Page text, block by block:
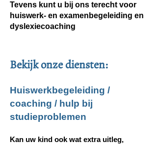
Tevens kunt u bij ons terecht voor
huiswerk- en examenbegeleiding en
dyslexiecoaching
Bekijk onze diensten:
Huiswerkbegeleiding /
coaching / hulp bij
studieproblemen
Kan uw kind ook wat extra uitleg,